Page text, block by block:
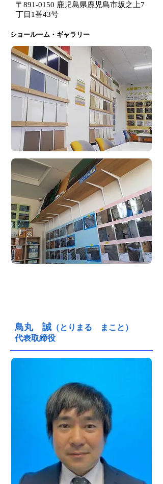
〒891-0150 鹿児島県鹿児島市坂之上7
丁目1番43号
ショールーム・ギャラリー
鳥丸 誠 （とりまる まこと）
代表取締役